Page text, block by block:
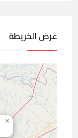
عرض الخريطة
×